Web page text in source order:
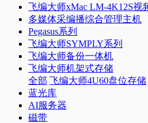
飞编大师xMac LM-4K12S视
多媒体采编播综合管理主机
Pegasus系列
飞编大师SYMPLY系列
飞编大师备份一体机
飞编大师机架式存储
全部 飞编大师4U60盘位存储
蓝光库
AI服务器
磁带